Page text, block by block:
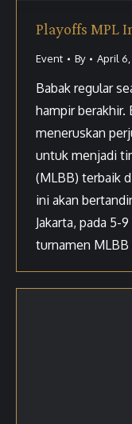
Playoffs MPL
Event By April 6,
Babak regular
hampir berakhir.
meneruskan
untuk menjadi
(MLBB) terbaik
ini akan
Jakarta, pada 5-
turnamen